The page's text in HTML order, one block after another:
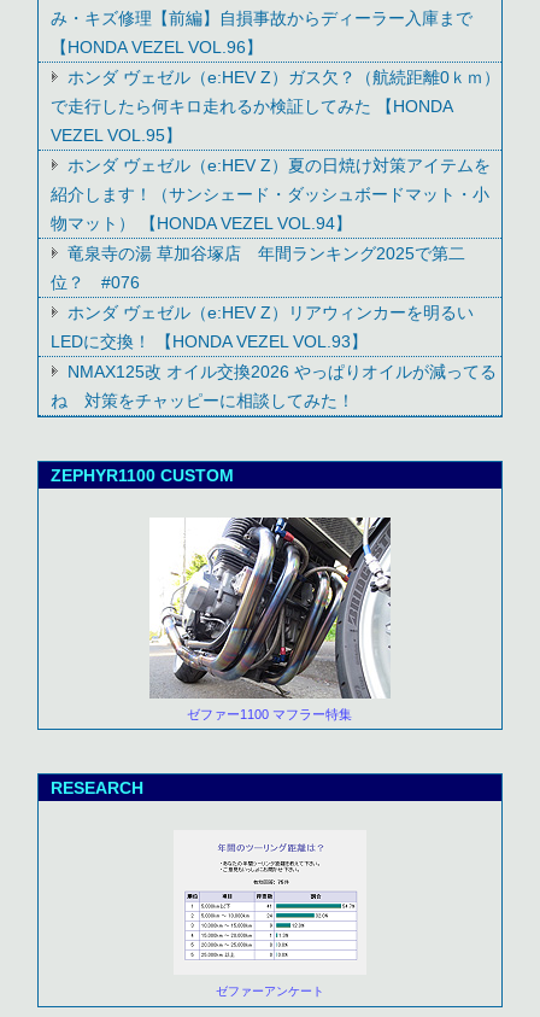
み・キズ修理【前編】自損事故からディーラー入庫まで
【HONDA VEZEL VOL.96】
ホンダ ヴェゼル（e:HEV Z）ガス欠？（航続距離0ｋｍ）
で走行したら何キロ走れるか検証してみた 【HONDA
VEZEL VOL.95】
ホンダ ヴェゼル（e:HEV Z）夏の日焼け対策アイテムを
紹介します！（サンシェード・ダッシュボードマット・小
物マット） 【HONDA VEZEL VOL.94】
竜泉寺の湯 草加谷塚店 年間ランキング2025で第二
位？ #076
ホンダ ヴェゼル（e:HEV Z）リアウィンカーを明るい
LEDに交換！ 【HONDA VEZEL VOL.93】
NMAX125改 オイル交換2026 やっぱりオイルが減ってる
ね 対策をチャッピーに相談してみた！
ZEPHYR1100 CUSTOM
ゼファー1100 マフラー特集
RESEARCH
ゼファーアンケート